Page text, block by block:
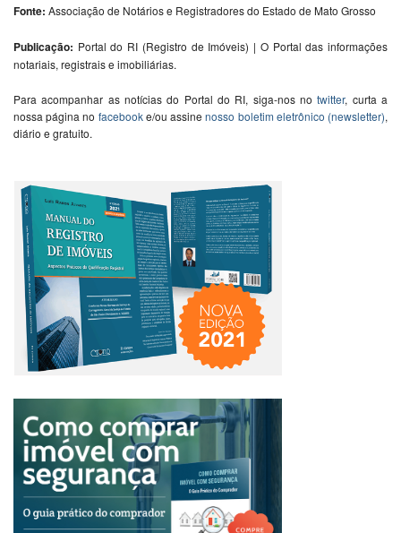
Fonte: Associação de Notários e Registradores do Estado de Mato Grosso
Publicação: Portal do RI (Registro de Imóveis) | O Portal das informações
notariais, registrais e imobiliárias.
Para acompanhar as notícias do Portal do RI, siga-nos notwitter, curta a
nossa página no facebooke/ou assinenosso boletim eletrônico (newsletter),
diário e gratuito.